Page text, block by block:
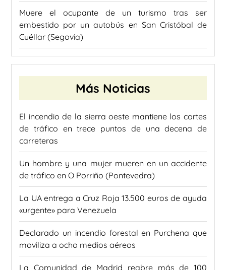
Muere el ocupante de un turismo tras ser
embestido por un autobús en San Cristóbal de
Cuéllar (Segovia)
Más Noticias
El incendio de la sierra oeste mantiene los cortes
de tráfico en trece puntos de una decena de
carreteras
Un hombre y una mujer mueren en un accidente
de tráfico en O Porriño (Pontevedra)
La UA entrega a Cruz Roja 13.500 euros de ayuda
«urgente» para Venezuela
Declarado un incendio forestal en Purchena que
moviliza a ocho medios aéreos
La Comunidad de Madrid reabre más de 100